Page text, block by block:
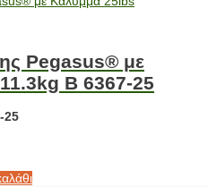
Pegasus® με
Β 6367-25
25